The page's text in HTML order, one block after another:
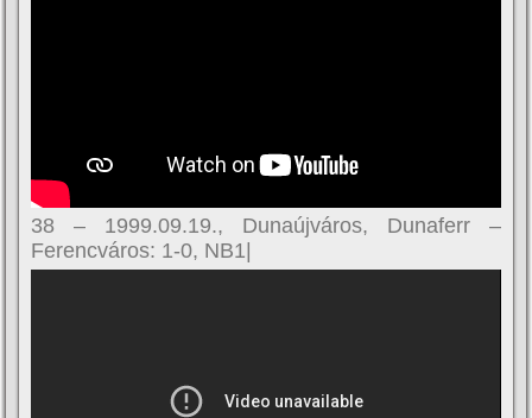
38 – 1999.09.19., Dunaújváros, Dunaferr –
Ferencváros: 1-0, NB1|